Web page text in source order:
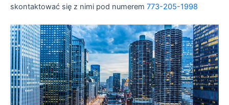
skontaktować się z nimi pod numerem 773-205-1998